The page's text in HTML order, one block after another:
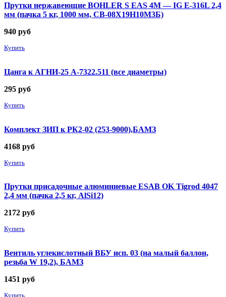
Прутки нержавеющие BOHLER S EAS 4M — IG E-316L 2,4
мм (пачка 5 кг, 1000 мм, СВ-08Х19Н10М3Б)
940 руб
Купить
Цанга к АГНИ-25 А-7322.511 (все диаметры)
295 руб
Купить
Комплект ЗИП к РК2-02 (253-9000),БАМЗ
4168 руб
Купить
Прутки присадочные алюминиевые ESAB OK Tigrod 4047
2,4 мм (пачка 2,5 кг, AlSi12)
2172 руб
Купить
Вентиль углекислотный ВБУ исп. 03 (на малый баллон,
резьба W 19,2), БАМЗ
1451 руб
Купить